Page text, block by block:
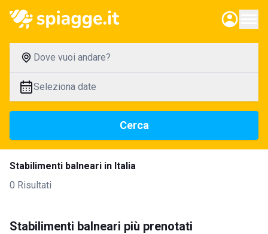
Dove vuoi andare?
Seleziona date
Cerca
Stabilimenti balneari in Italia
0 Risultati
Stabilimenti balneari più prenotati